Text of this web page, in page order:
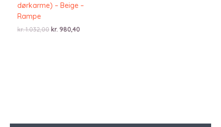
dørkarme) – Beige –
Rampe
kr.1.032,00 Den
kr. 980,40Den